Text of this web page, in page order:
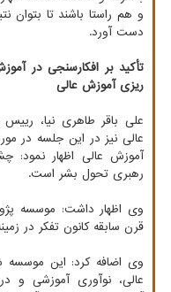
و هم راستا باشند تا
دست آورد.
تأکید بر افکارسنجی در
ریزی آموزش عالی
علی باقر طاهری نیا،
عالی نیز در این جلسه در
آموزش عالی اظهار نمود:
رهبری تحول بشر است.
وی اظهار داشت: موسسه
قرن سابقه کانون تفکر در
وی اضافه کرد: این موسسه
عالی، نوآوری آموزشی و